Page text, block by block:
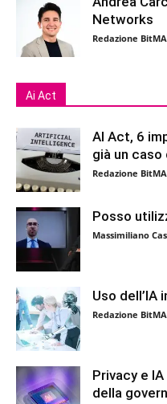
Networks
Redazione
Ai Act
AI Act, 6
già un caso
Redazione
Posso
Massimiliano
Uso dell’IA
Redazione
Privacy e
della